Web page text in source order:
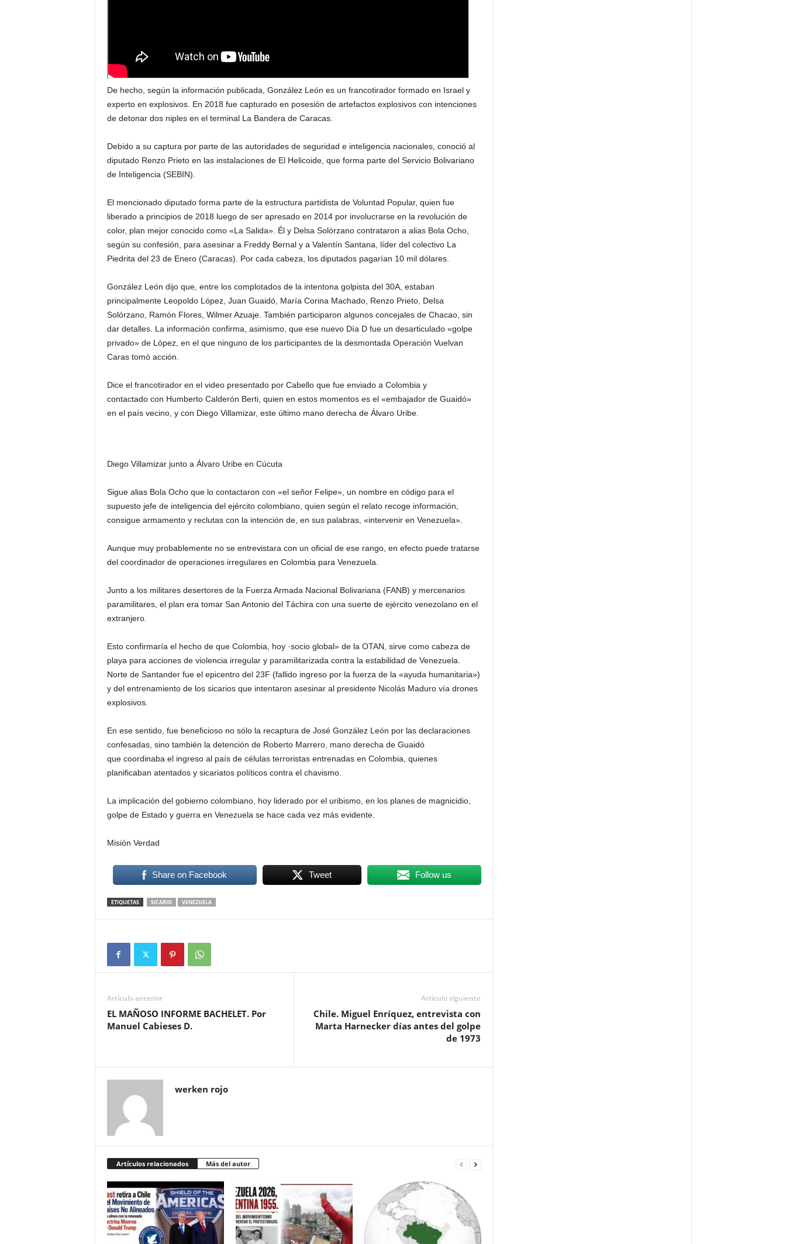
De hecho, según la información publicada, González León es un francotirador formado en Israel y
experto en explosivos. En 2018 fue capturado en posesión de artefactos explosivos con intenciones
de detonar dos niples en el terminal La Bandera de Caracas.
Debido a su captura por parte de las autoridades de seguridad e inteligencia nacionales, conoció al
diputado Renzo Prieto en las instalaciones de El Helicoide, que forma parte del Servicio Bolivariano
de Inteligencia (SEBIN).
El mencionado diputado forma parte de la estructura partidista de Voluntad Popular, quien fue
liberado a principios de 2018 luego de ser apresado en 2014 por involucrarse en la revolución de
color, plan mejor conocido como «La Salida». Él y Delsa Solórzano contrataron a alias Bola Ocho,
según su confesión, para asesinar a Freddy Bernal y a Valentín Santana, líder del colectivo La
Piedrita del 23 de Enero (Caracas). Por cada cabeza, los diputados pagarían 10 mil dólares.
González León dijo que, entre los complotados de la intentona golpista del 30A, estaban
principalmente Leopoldo López, Juan Guaidó, María Corina Machado, Renzo Prieto, Delsa
Solórzano, Ramón Flores, Wilmer Azuaje. También participaron algunos concejales de Chacao, sin
dar detalles. La información confirma, asimismo, que ese nuevo Día D fue un desarticulado «golpe
privado» de López, en el que ninguno de los participantes de la desmontada Operación Vuelvan
Caras tomó acción.
Dice el francotirador en el video presentado por Cabello que fue enviado a Colombia y
contactado con Humberto Calderón Berti, quien en estos momentos es el «embajador de Guaidó»
en el país vecino, y con Diego Villamizar, este último mano derecha de Álvaro Uribe.
Diego Villamizar junto a Álvaro Uribe en Cúcuta
Sigue alias Bola Ocho que lo contactaron con «el señor Felipe», un nombre en código para el
supuesto jefe de inteligencia del ejército colombiano, quien según el relato recoge información,
consigue armamento y reclutas con la intención de, en sus palabras, «intervenir en Venezuela».
Aunque muy probablemente no se entrevistara con un oficial de ese rango, en efecto puede tratarse
del coordinador de operaciones irregulares en Colombia para Venezuela.
Junto a los militares desertores de la Fuerza Armada Nacional Bolivariana (FANB) y mercenarios
paramilitares, el plan era tomar San Antonio del Táchira con una suerte de ejército venezolano en el
extranjero.
Esto confirmaría el hecho de que Colombia, hoy ·socio global» de la OTAN, sirve como cabeza de
playa para acciones de violencia irregular y paramilitarizada contra la estabilidad de Venezuela.
Norte de Santander fue el epicentro del 23F (fallido ingreso por la fuerza de la «ayuda humanitaria»)
y del entrenamiento de los sicarios que intentaron asesinar al presidente Nicolás Maduro vía drones
explosivos.
En ese sentido, fue beneficioso no sólo la recaptura de José González León por las declaraciones
confesadas, sino también la detención de Roberto Marrero, mano derecha de Guaidó
que coordinaba el ingreso al país de células terroristas entrenadas en Colombia, quienes
planificaban atentados y sicariatos políticos contra el chavismo.
La implicación del gobierno colombiano, hoy liderado por el uribismo, en los planes de magnicidio,
golpe de Estado y guerra en Venezuela se hace cada vez más evidente.
Misión Verdad
Share on Facebook Tweet Follow us
ETIQUETAS SICARIO VENEZUELA
Artículo anterior
EL MAÑOSO INFORME BACHELET. Por
Manuel Cabieses D.
Artículo siguiente
Chile. Miguel Enríquez, entrevista con
Marta Harnecker días antes del golpe
de 1973
werken rojo
Artículos relacionados Más del autor